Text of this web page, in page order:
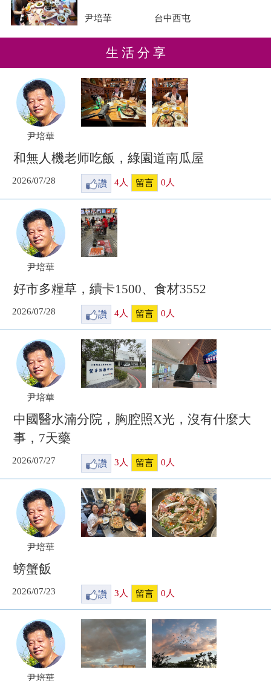
尹培華 台中西屯
生 活 分 享
尹培華
和無人機老师吃飯，綠園道南瓜屋
2026/07/28 讚 4人 留言 0 人
尹培華
好市多糧草，續卡1500、食材3552
2026/07/28 讚 4人 留言 0 人
尹培華
中國醫水湳分院，胸腔照X光，沒有什麼大
事，7天藥
2026/07/27 讚 3 人 留言 0 人
尹培華
螃蟹飯
2026/07/23 讚 3 人 留言 0 人
尹培華